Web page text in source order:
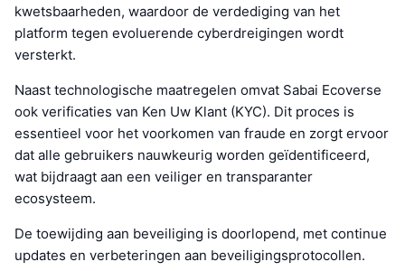
kwetsbaarheden, waardoor de verdediging van het
platform tegen evoluerende cyberdreigingen wordt
versterkt.
Naast technologische maatregelen omvat Sabai Ecoverse
ook verificaties van Ken Uw Klant (KYC). Dit proces is
essentieel voor het voorkomen van fraude en zorgt ervoor
dat alle gebruikers nauwkeurig worden geïdentificeerd,
wat bijdraagt aan een veiliger en transparanter
ecosysteem.
De toewijding aan beveiliging is doorlopend, met continue
updates en verbeteringen aan beveiligingsprotocollen.